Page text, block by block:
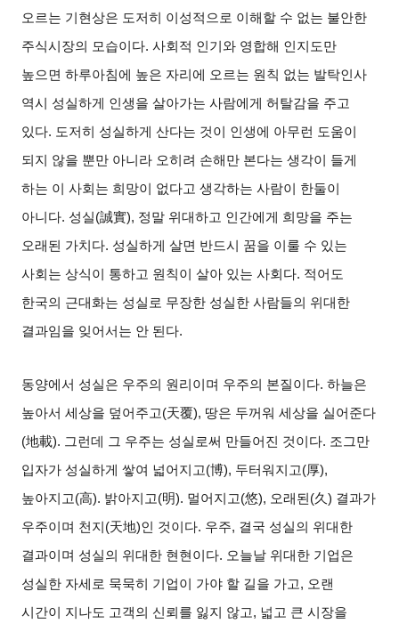
오르는 기현상은 도저히 이성적으로 이해할 수 없는 불안한
주식시장의 모습이다.사회적 인기와 영합해 인지도만
높으면 하루아침에 높은 자리에 오르는 원칙 없는 발탁인사
역시 성실하게 인생을 살아가는 사람에게 허탈감을 주고
있다. 도저히 성실하게 산다는 것이 인생에 아무런 도움이
되지 않을 뿐만 아니라 오히려 손해만 본다는 생각이 들게
하는 이 사회는 희망이 없다고 생각하는 사람이 한둘이
아니다. 성실(誠實), 정말 위대하고 인간에게 희망을 주는
오래된 가치다. 성실하게 살면 반드시 꿈을 이룰 수 있는
사회는 상식이 통하고 원칙이 살아 있는 사회다. 적어도
한국의 근대화는 성실로 무장한 성실한 사람들의 위대한
결과임을 잊어서는 안 된다.
동양에서 성실은 우주의 원리이며 우주의 본질이다.하늘은
높아서 세상을 덮어주고(天覆), 땅은 두꺼워 세상을 실어준다
(地載). 그런데 그 우주는 성실로써 만들어진 것이다. 조그만
입자가 성실하게 쌓여 넓어지고(博), 두터워지고(厚),
높아지고(高). 밝아지고(明). 멀어지고(悠), 오래된 (久) 결과가
우주이며 천지 (天地)인 것이다. 우주, 결국 성실의 위대한
결과이며 성실의 위대한 현현이다. 오늘날 위대한 기업은
성실한 자세로 묵묵히 기업이 가야 할 길을 가고, 오랜
시간이 지나도 고객의 신뢰를 잃지 않고, 넓고 큰 시장을